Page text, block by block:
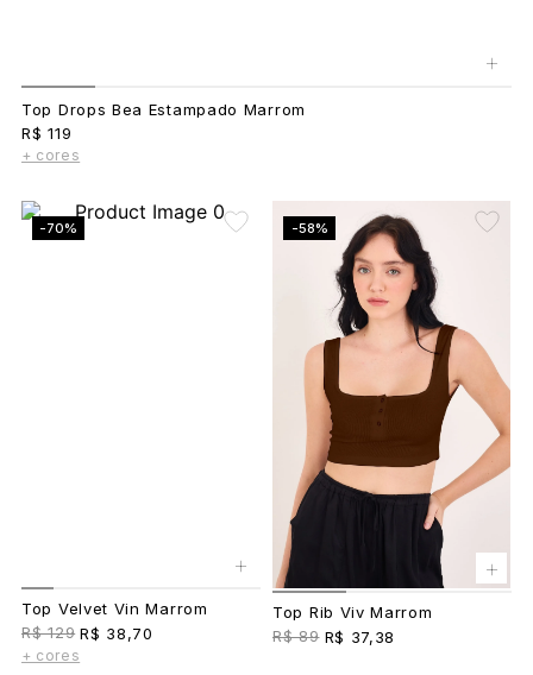
+
Top Drops Bea Estampado Marrom
R$ 119
+ cores
-70%
+
Top Velvet Vin Marrom
R$ 129 R$ 38,70
+ cores
-58%
+
Top Rib Viv Marrom
R$ 89 R$ 37,38